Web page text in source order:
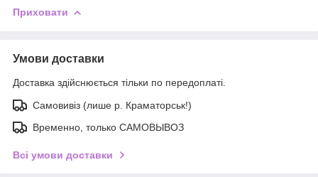
Приховати
Умови доставки
Доставка здійснюється тільки по передоплаті.
Самовивіз (лише р. Краматорськ!)
Временно, только САМОВЫВОЗ
Всі умови доставки